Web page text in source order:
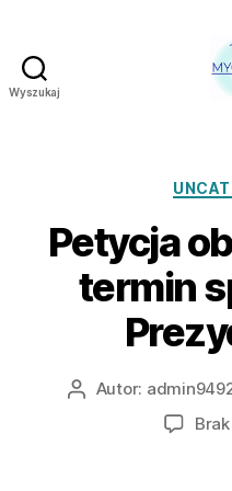
Wyszukaj
Petycja
termin
AutorAutor: